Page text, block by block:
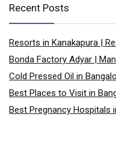
Recent Posts
Resorts in Kanakapura |
Bonda Factory Adyar |
Cold Pressed Oil in
Best Places to Visit in
Best Pregnancy Hospitals